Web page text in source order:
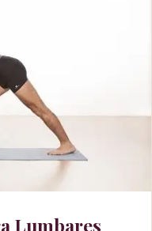
Lumbares